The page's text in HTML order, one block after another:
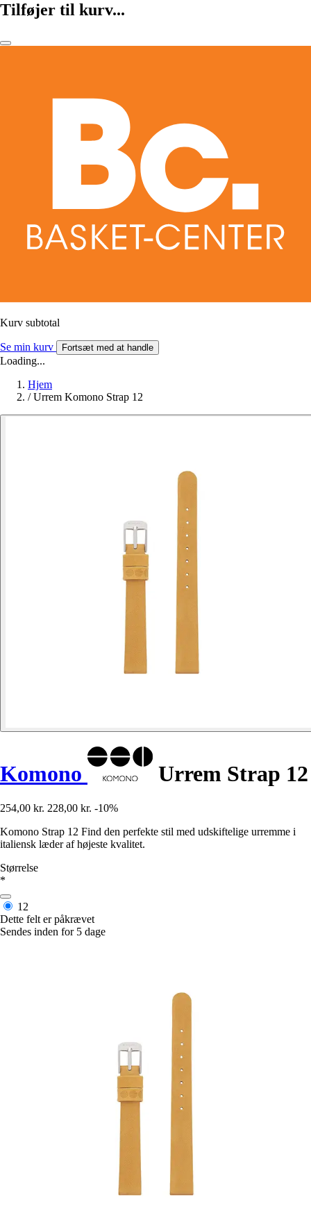
Tilføjer til kurv...
Kurv subtotal
Se min kurv Fortsæt med at handle
Loading...
Hjem
/ Urrem Komono Strap 12
Komono Urrem Strap 12
254,00 kr. 228,00 kr. -10%
Komono Strap 12 Find den perfekte stil med udskiftelige urremme i
italiensk læder af højeste kvalitet.
Størrelse
*
12
Dette felt er påkrævet
Sendes inden for 5 dage